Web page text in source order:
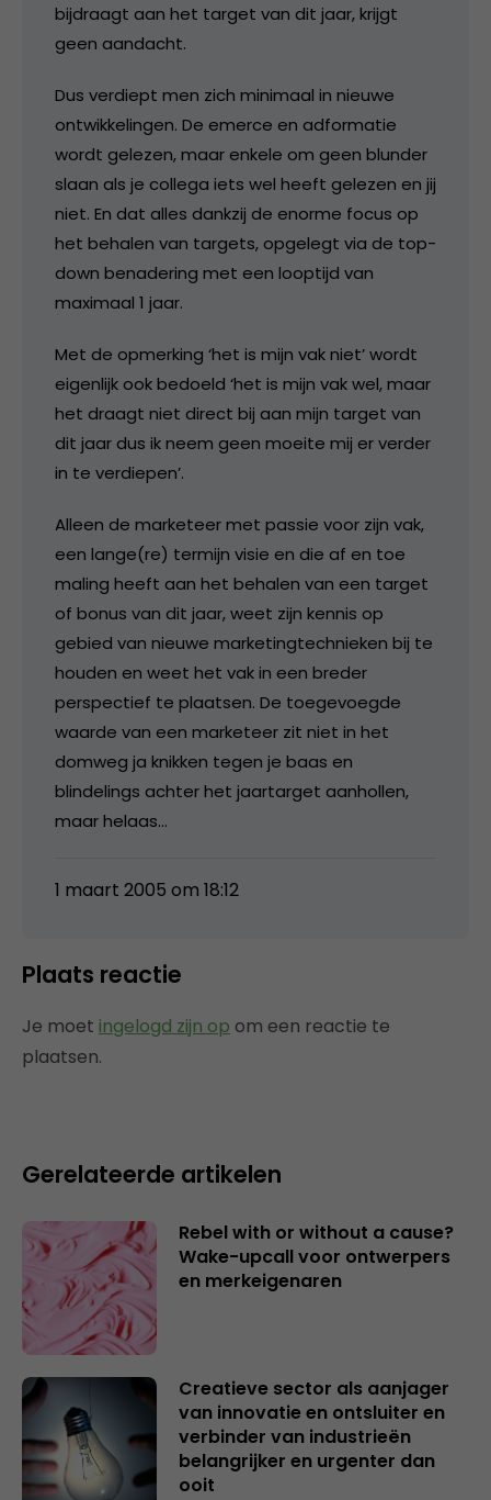
bijdraagt aan het target van dit jaar, krijgt
geen aandacht.
Dus verdiept men zich minimaal in nieuwe
ontwikkelingen. De emerce en adformatie
wordt gelezen, maar enkele om geen blunder
slaan als je collega iets wel heeft gelezen en jij
niet. En dat alles dankzij de enorme focus op
het behalen van targets, opgelegt via de top-
down benadering met een looptijd van
maximaal 1 jaar.
Met de opmerking ‘het is mijn vak niet’ wordt
eigenlijk ook bedoeld ‘het is mijn vak wel, maar
het draagt niet direct bij aan mijn target van
dit jaar dus ik neem geen moeite mij er verder
in te verdiepen’.
Alleen de marketeer met passie voor zijn vak,
een lange(re) termijn visie en die af en toe
maling heeft aan het behalen van een target
of bonus van dit jaar, weet zijn kennis op
gebied van nieuwe marketingtechnieken bij te
houden en weet het vak in een breder
perspectief te plaatsen. De toegevoegde
waarde van een marketeer zit niet in het
domweg ja knikken tegen je baas en
blindelings achter het jaartarget aanhollen,
maar helaas…
1 maart 2005 om 18:12
Plaats reactie
Je moet ingelogd zijn op om een reactie te
plaatsen.
Gerelateerde artikelen
Rebel with or without a cause?
Wake-upcall voor ontwerpers
en merkeigenaren
Creatieve sector als aanjager
van innovatie en ontsluiter en
verbinder van industrieën
belangrijker en urgenter dan
ooit